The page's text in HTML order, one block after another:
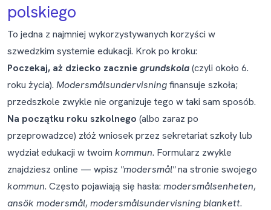
polskiego
To jedna z najmniej wykorzystywanych korzyści w
szwedzkim systemie edukacji. Krok po kroku:
Poczekaj, aż dziecko zaczniegrundskola(czyli około 6.
roku życia). Modersmålsundervisningfinansuje szkoła;
przedszkole zwykle nie organizuje tego w taki sam sposób.
Na początku roku szkolnego (albo zaraz po
przeprowadzce) złóż wniosek przez sekretariat szkoły lub
wydział edukacji w twoim kommun. Formularz zwykle
znajdziesz online — wpisz "modersmål"na stronie swojego
kommun. Często pojawiają się hasła: modersmålsenheten,
ansök modersmål,modersmålsundervisning blankett.